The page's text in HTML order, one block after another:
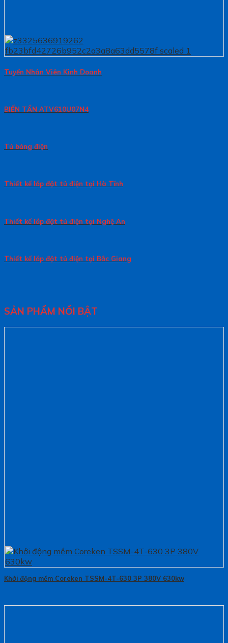
Tuyển Nhân Viên Kinh Doanh
BIẾN TẦN ATV610U07N4
Tủ bảng điện
Thiết kế lắp đặt tủ điện tại Hà Tĩnh
Thiết kế lắp đặt tủ điện tại Nghệ An
Thiết kế lắp đặt tủ điện tại Bắc Giang
SẢN PHẨM NỔI BẬT
Khởi động mềm Coreken TSSM-4T-630 3P 380V 630kw